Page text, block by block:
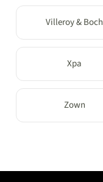
Villeroy & Boch
Xpa
Zown